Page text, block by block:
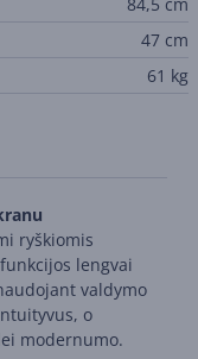
47 cm
61 kg
ryškiomis
lengvai
valdymo
o
modernumo.